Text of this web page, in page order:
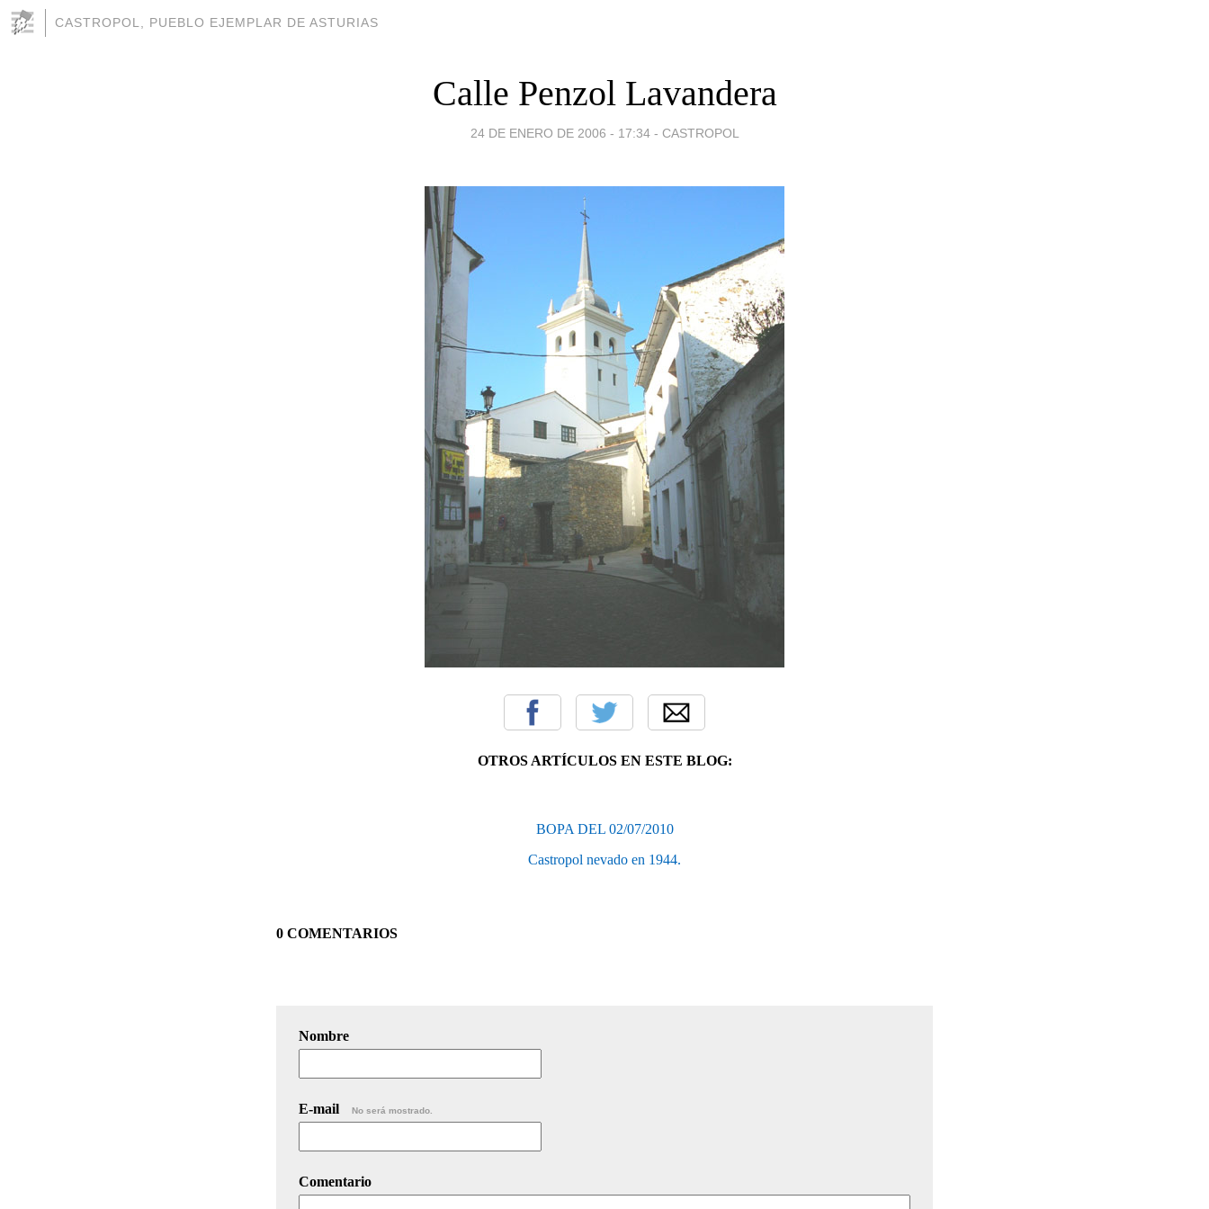
CASTROPOL, PUEBLO EJEMPLAR DE ASTURIAS
Calle Penzol Lavandera
24 DE ENERO DE 2006 - 17:34 - CASTROPOL
OTROS ARTÍCULOS EN ESTE BLOG:
BOPA DEL 02/07/2010
Castropol nevado en 1944.
0 COMENTARIOS
Nombre
E-mail No será mostrado.
Comentario